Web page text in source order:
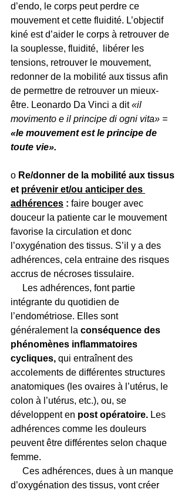
d’endo, le corps peut perdre ce
mouvement et cette fluidité. L’objectif
kiné est d’aider le corps à retrouver de
la souplesse, fluidité,  libérer les
tensions, retrouver le mouvement,
redonner de la mobilité aux tissus afin
de permettre de retrouver un mieux-
être. Leonardo Da Vinci a dit «il
movimento e il principe di ogni vita» =
«le mouvement est le principe de
toute vie».
o Re/donner de la mobilité aux tissus
et prévenir et/ou anticiper des
adhérences : faire bouger avec
douceur la patiente car le mouvement
favorise la circulation et donc
l’oxygénation des tissus. S’il y a des
adhérences, cela entraine des risques
accrus de nécroses tissulaire.
Les adhérences, font partie
intégrante du quotidien de
l’endométriose. Elles sont
généralement la conséquence des
phénomènes inflammatoires
cycliques, qui entraînent des
accolements de différentes structures
anatomiques (les ovaires à l’utérus, le
colon à l’utérus, etc.), ou, se
développent en post opératoire. Les
adhérences comme les douleurs
peuvent être différentes selon chaque
femme.
Ces adhérences, dues à un manque
d’oxygénation des tissus, vont créer